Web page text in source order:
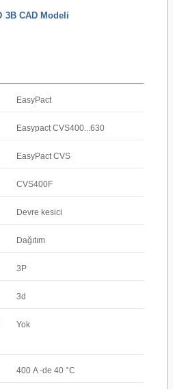
3B CAD Modeli
EasyPact
Easypact CVS400...630
EasyPact CVS
CVS400F
Devre kesici
Dağıtım
3P
3d
Yok
400 A -de 40 °C